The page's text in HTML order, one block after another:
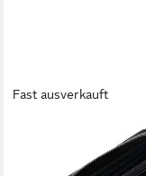
Fast ausverkauft
Geldbörse Damen
Lederimitat DAILY